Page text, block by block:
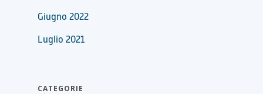
Giugno 2022
Luglio 2021
CATEGORIE